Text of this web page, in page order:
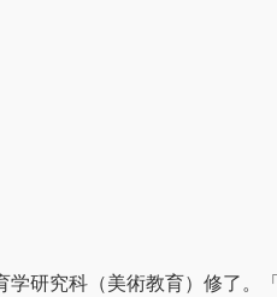
研究科（美術教育）修了。